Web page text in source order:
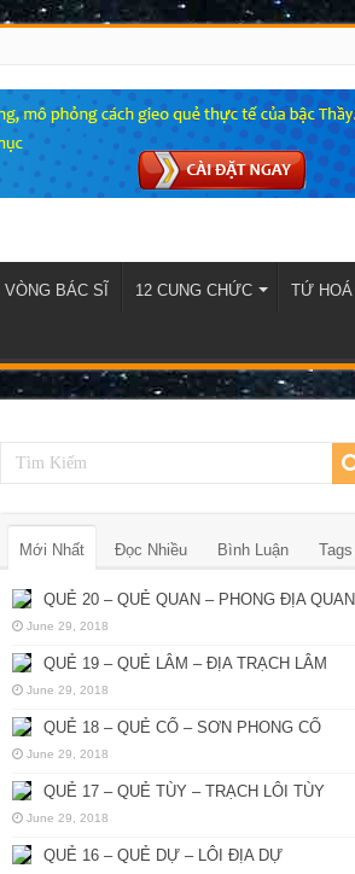
VÒNG BÁC SĨ 12 CUNG CHỨC TỨ HOÁ
Mới Nhất Đọc Nhiều Bình Luận Tags
QUẺ 20 – QUẺ QUAN – PHONG ĐỊA QUAN
June 29, 2018
QUẺ 19 – QUẺ LÂM – ĐỊA TRẠCH LÂM
June 29, 2018
QUẺ 18 – QUẺ CỔ – SƠN PHONG CỔ
June 29, 2018
QUẺ 17 – QUẺ TÙY – TRẠCH LÔI TÙY
June 29, 2018
QUẺ 16 – QUẺ DỰ – LÔI ĐỊA DỰ